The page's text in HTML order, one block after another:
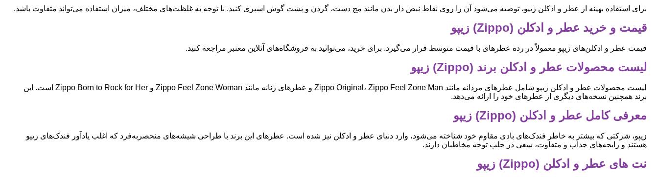
برای استفاده بهینه از عطر و ادکلن زیپو، توصیه می‌شود آن را روی نقاط نبض دار بدن مانند مچ دست، گردن و پشت گوش اسپری کنید. با توجه به غلظت‌های مختلف، میزان استفاده می‌تواند متفاوت باشد.
قیمت و خرید عطر و ادکلن (Zippo) زیپو
قیمت عطر و ادکلن‌های زیپو معمولاً در رده عطرهای با قیمت متوسط قرار می‌گیرد. برای خرید، می‌توانید به فروشگاه‌های آنلاین معتبر مراجعه کنید.
لیست محصولات عطر و ادکلن برند (Zippo) زیپو
لیست محصولات عطر و ادکلن زیپو شامل عطرهای مردانه مانند Zippo Original، Zippo Feel Zone Man و عطرهای زنانه مانند Zippo Feel Zone Woman و Zippo Born to Rock for Her است. این
برند همچنین نسخه‌های دیگری از عطرهای خود را ارائه می‌دهد.
معرفی کامل عطر و ادکلن (Zippo) زیپو
زیپو، شرکتی که بیشتر به خاطر فندک‌های بادی مقاوم خود شناخته می‌شود، وارد دنیای عطر و ادکلن نیز شده است. عطرهای این برند با طراحی شیشه‌های منحصربه‌فرد که اغلب یادآور فندک‌های زیپو
هستند و رایحه‌های جذاب و متفاوت، سعی در جلب توجه مخاطبان دارند.
نت های عطر و ادکلن (Zippo) زیپو